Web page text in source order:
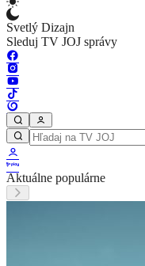
Svetlý Dizajn
Sleduj TV JOJ správy
Aktuálne populárne